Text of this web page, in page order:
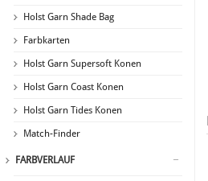
Holst Garn Shade Bag
Farbkarten
Holst Garn Supersoft Konen
Holst Garn Coast Konen
Holst Garn Tides Konen
Match-Finder
FARBVERLAUF